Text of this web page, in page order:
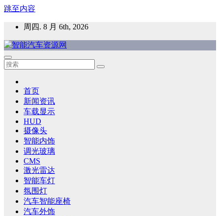
跳至内容
周四. 8 月 6th, 2026
智能汽车资源网
智能表面，智能内饰，新能源汽车，HMI，人车交互，智能车
首页
新闻资讯
车载显示
HUD
摄像头
智能内饰
调光玻璃
CMS
激光雷达
智能车灯
氛围灯
汽车智能座椅
汽车外饰